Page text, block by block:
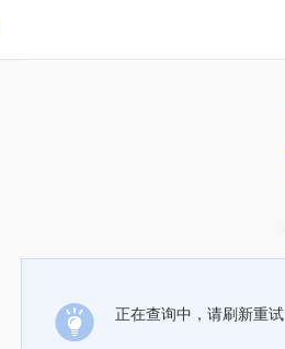
正在查询中，请刷新重试